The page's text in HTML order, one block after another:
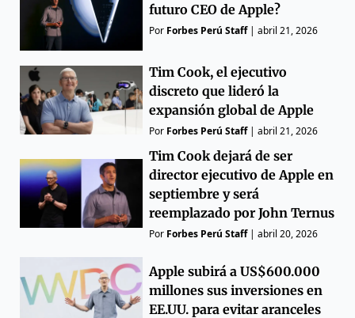
futuro CEO de Apple?
Por Forbes Perú Staff|abril 21, 2026
Tim Cook, el ejecutivo
discreto que lideró la
expansión global de Apple
Por Forbes Perú Staff|abril 21, 2026
Tim Cook dejará de ser
director ejecutivo de Apple en
septiembre y será
reemplazado por John Ternus
Por Forbes Perú Staff|abril 20, 2026
Apple subirá a US$600.000
millones sus inversiones en
EE.UU. para evitar aranceles